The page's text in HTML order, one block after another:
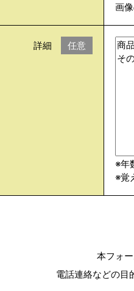
画
詳細 任意
※年
※覚
本フォ
電話連絡などの目